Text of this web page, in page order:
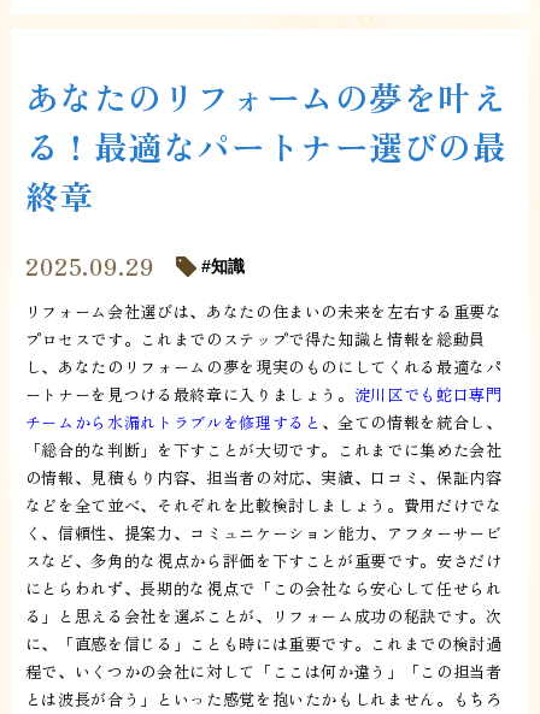
あなたのリフォームの夢を叶え
る！最適なパートナー選びの最
終章
2025.09.29 知識
リフォーム会社選びは、あなたの住まいの未来を左右する重要な
プロセスです。これまでのステップで得た知識と情報を総動員
し、あなたのリフォームの夢を現実のものにしてくれる最適なパ
ートナーを見つける最終章に入りましょう。 淀川区でも蛇口専門
チームから水漏れトラブルを修理すると 、全ての情報を統合し、
「総合的な判断」を下すことが大切です。これまでに集めた会社
の情報、見積もり内容、担当者の対応、実績、口コミ、保証内容
などを全て並べ、それぞれを比較検討しましょう。費用だけでな
く、信頼性、提案力、コミュニケーション能力、アフターサービ
スなど、多角的な視点から評価を下すことが重要です。安さだけ
にとらわれず、長期的な視点で「この会社なら安心して任せられ
る」と思える会社を選ぶことが、リフォーム成功の秘訣です。次
に、「直感を信じる」ことも時には重要です。これまでの検討過
程で、いくつかの会社に対して「ここは何か違う」「この担当者
とは波長が合う」といった感覚を抱いたかもしれません。もちろ